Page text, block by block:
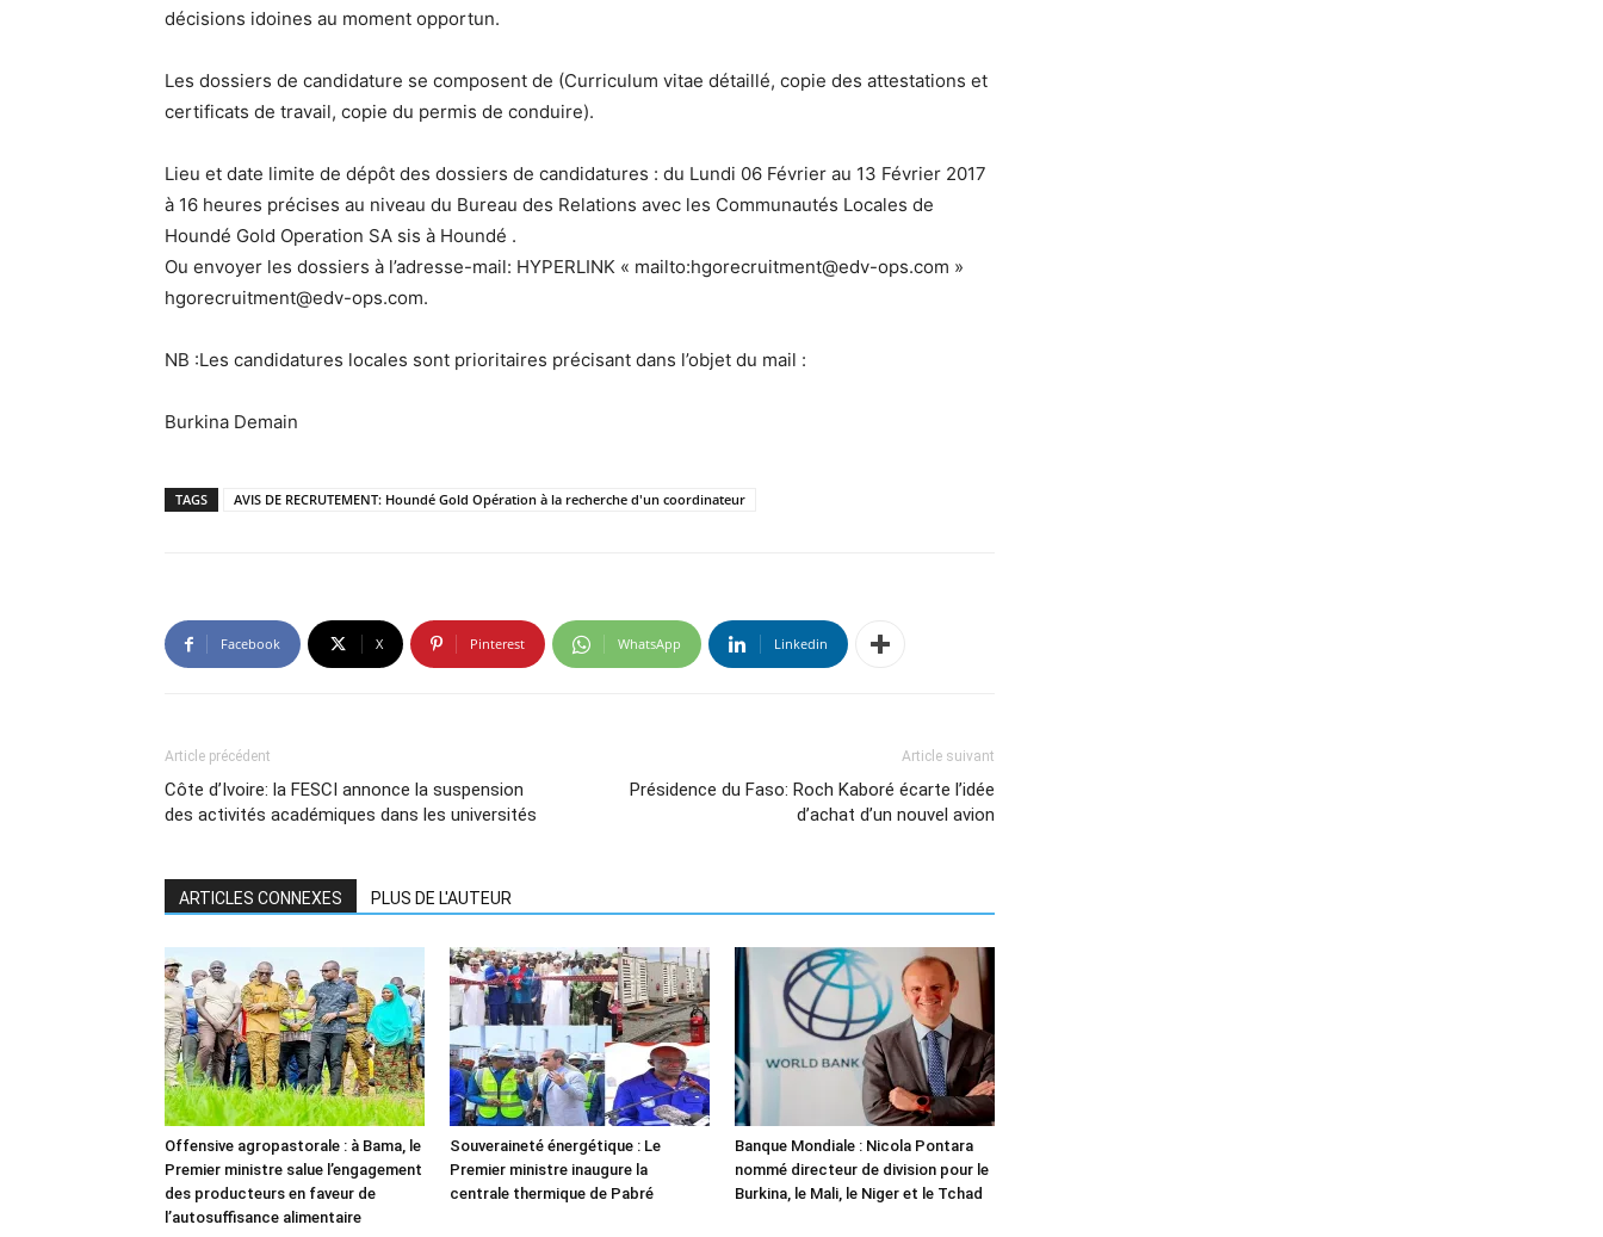
décisions idoines au moment opportun.
Les dossiers de candidature se composent de (Curriculum vitae détaillé, copie des attestations et
certificats de travail, copie du permis de conduire).
Lieu et date limite de dépôt des dossiers de candidatures : du Lundi 06 Février au 13 Février 2017
à 16 heures précises au niveau du Bureau des Relations avec les Communautés Locales de
Houndé Gold Operation SA sis à Houndé .
Ou envoyer les dossiers à l’adresse-mail: HYPERLINK « mailto:hgorecruitment@edv-ops.com »
hgorecruitment@edv-ops.com.
NB :Les candidatures locales sont prioritaires précisant dans l’objet du mail :
Burkina Demain
TAGS AVIS DE RECRUTEMENT: Houndé Gold Opération à la recherche d'un coordinateur
Facebook X Pinterest WhatsApp Linkedin
Article précédent
Côte d’Ivoire: la FESCI annonce la suspension
des activités académiques dans les universités
Article suivant
Présidence du Faso: Roch Kaboré écarte l’idée
d’achat d’un nouvel avion
ARTICLES CONNEXES PLUS DE L'AUTEUR
Offensive agropastorale : à Bama, le
Premier ministre salue l’engagement
des producteurs en faveur de
l’autosuffisance alimentaire
Souveraineté énergétique : Le
Premier ministre inaugure la
centrale thermique de Pabré
Banque Mondiale : Nicola Pontara
nommé directeur de division pour le
Burkina, le Mali, le Niger et le Tchad